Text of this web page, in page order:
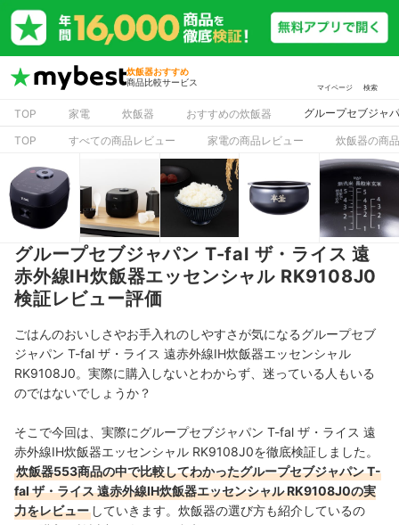
炊飯器おすすめ
商品比較サービス
マイページ 検索
TOP 家電 炊飯器 おすすめの炊飯器 グループセブジャ
TOP すべての商品レビュー 家電の商品レビュー 炊飯器の商
グループセブジャパン T-fal ザ・ライス 遠
赤外線IH炊飯器エッセンシャル RK9108J0
検証レビュー評価
ごはんのおいしさやお手入れのしやすさが気になるグループセブ
ジャパン T-fal ザ・ライス 遠赤外線IH炊飯器エッセンシャル
RK9108J0。実際に購入しないとわからず、迷っている人もいる
のではないでしょうか？
そこで今回は、実際にグループセブジャパン T-fal ザ・ライス 遠
赤外線IH炊飯器エッセンシャル RK9108J0を徹底検証しました。
炊飯器553商品の中で比較してわかったグループセブジャパン T-
fal ザ・ライス 遠赤外線IH炊飯器エッセンシャル RK9108J0の実
力をレビュー していきます。炊飯器の選び方も紹介しているの